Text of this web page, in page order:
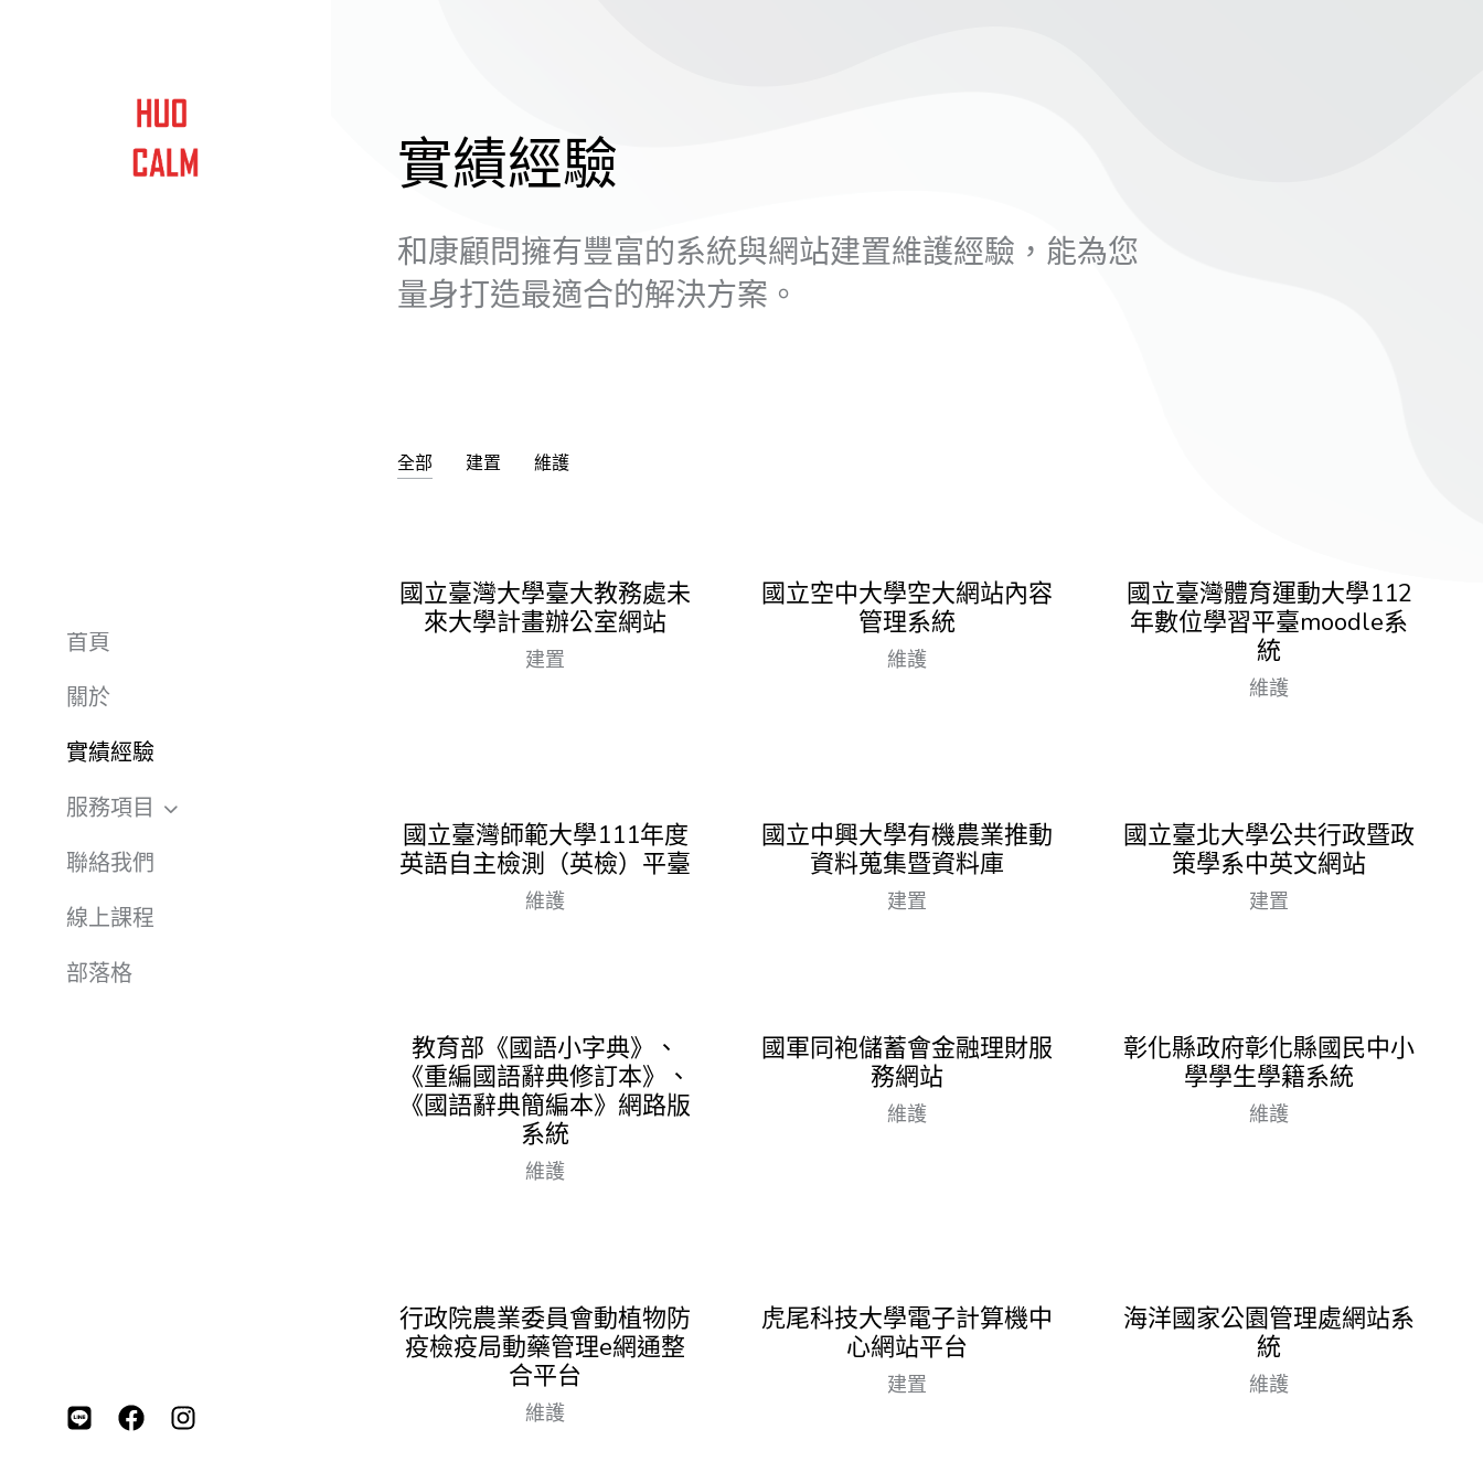
實績經驗
和康顧問擁有豐富的系統與網站建置維護經驗，能為您
量身打造最適合的解決方案。
全部 建置 維護
國立臺灣大學臺大教務處未
來大學計畫辦公室網站
建置
國立空中大學空大網站內容
管理系統
維護
國立臺灣體育運動大學112
年數位學習平臺moodle系
統
維護
國立臺灣師範大學111年度
英語自主檢測（英檢）平臺
維護
國立中興大學有機農業推動
資料蒐集暨資料庫
建置
國立臺北大學公共行政暨政
策學系中英文網站
建置
教育部《國語小字典》、
《重編國語辭典修訂本》、
《國語辭典簡編本》網路版
系統
維護
國軍同袍儲蓄會金融理財服
務網站
維護
彰化縣政府彰化縣國民中小
學學生學籍系統
維護
行政院農業委員會動植物防
疫檢疫局動藥管理e網通整
合平台
維護
虎尾科技大學電子計算機中
心網站平台
建置
海洋國家公園管理處網站系
統
維護
首頁
關於
實績經驗
服務項目
聯絡我們
線上課程
部落格